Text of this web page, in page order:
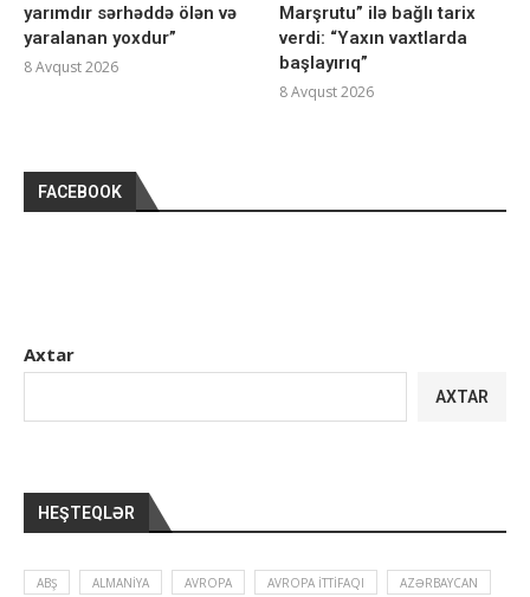
yarımdır sərhəddə ölən və
yaralanan yoxdur”
8 Avqust 2026
Marşrutu” ilə bağlı tarix
verdi: “Yaxın vaxtlarda
başlayırıq”
8 Avqust 2026
FACEBOOK
Axtar
AXTAR
HEŞTEQLƏR
ABŞ ALMANIYA AVROPA AVROPA İTTIFAQI AZƏRBAYCAN